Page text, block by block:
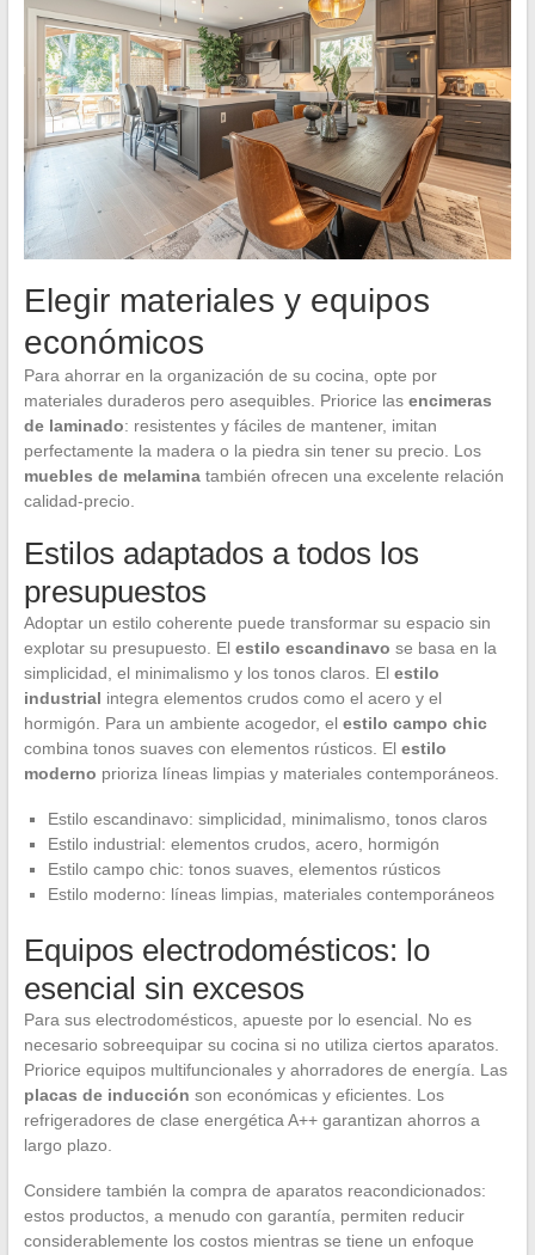
Elegir materiales y equipos
económicos
Para ahorrar en la organización de su cocina, opte por
materiales duraderos pero asequibles. Priorice las encimeras
de laminado: resistentes y fáciles de mantener, imitan
perfectamente la madera o la piedra sin tener su precio. Los
muebles de melaminatambién ofrecen una excelente relación
calidad-precio.
Estilos adaptados a todos los
presupuestos
Adoptar un estilo coherente puede transformar su espacio sin
explotar su presupuesto. El estilo escandinavo se basa en la
simplicidad, el minimalismo y los tonos claros. El estilo
industrial integra elementos crudos como el acero y el
hormigón. Para un ambiente acogedor, el estilo campo chic
combina tonos suaves con elementos rústicos. El estilo
moderno prioriza líneas limpias y materiales contemporáneos.
Estilo escandinavo: simplicidad, minimalismo, tonos claros
Estilo industrial: elementos crudos, acero, hormigón
Estilo campo chic: tonos suaves, elementos rústicos
Estilo moderno: líneas limpias, materiales contemporáneos
Equipos electrodomésticos: lo
esencial sin excesos
Para sus electrodomésticos, apueste por lo esencial. No es
necesario sobreequipar su cocina si no utiliza ciertos aparatos.
Priorice equipos multifuncionales y ahorradores de energía. Las
placas de inducción son económicas y eficientes. Los
refrigeradores de clase energética A++ garantizan ahorros a
largo plazo.
Considere también la compra de aparatos reacondicionados:
estos productos, a menudo con garantía, permiten reducir
considerablemente los costos mientras se tiene un enfoque